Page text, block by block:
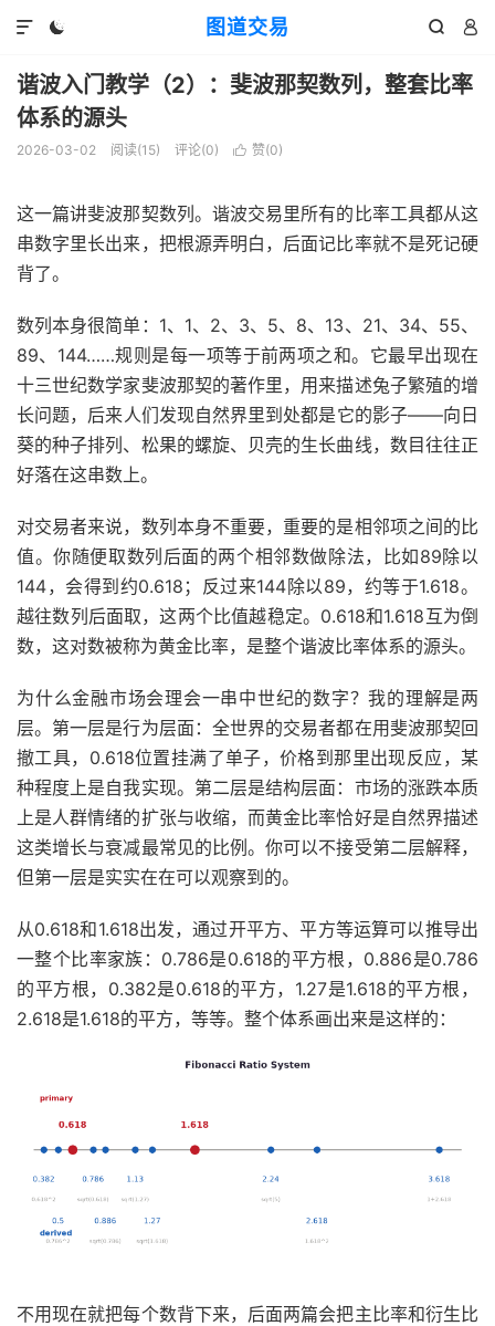
图道交易
  

谐波入门教学（2）：斐波那契数列，整套比率
体系的源头
2026-03-02 阅读(15) 评论(0)  赞(0)
这一篇讲斐波那契数列。谐波交易里所有的比率工具都从这
串数字里长出来，把根源弄明白，后面记比率就不是死记硬
背了。
数列本身很简单：1、1、2、3、5、8、13、21、34、55、
89、144……规则是每一项等于前两项之和。它最早出现在
十三世纪数学家斐波那契的著作里，用来描述兔子繁殖的增
长问题，后来人们发现自然界里到处都是它的影子——向日
葵的种子排列、松果的螺旋、贝壳的生长曲线，数目往往正
好落在这串数上。
对交易者来说，数列本身不重要，重要的是相邻项之间的比
值。你随便取数列后面的两个相邻数做除法，比如89除以
144，会得到约0.618；反过来144除以89，约等于1.618。
越往数列后面取，这两个比值越稳定。0.618和1.618互为倒
数，这对数被称为黄金比率，是整个谐波比率体系的源头。
为什么金融市场会理会一串中世纪的数字？我的理解是两
层。第一层是行为层面：全世界的交易者都在用斐波那契回
撤工具，0.618位置挂满了单子，价格到那里出现反应，某
种程度上是自我实现。第二层是结构层面：市场的涨跌本质
上是人群情绪的扩张与收缩，而黄金比率恰好是自然界描述
这类增长与衰减最常见的比例。你可以不接受第二层解释，
但第一层是实实在在可以观察到的。
从0.618和1.618出发，通过开平方、平方等运算可以推导出
一整个比率家族：0.786是0.618的平方根，0.886是0.786
的平方根，0.382是0.618的平方，1.27是1.618的平方根，
2.618是1.618的平方，等等。整个体系画出来是这样的：
不用现在就把每个数背下来，后面两篇会把主比率和衍生比